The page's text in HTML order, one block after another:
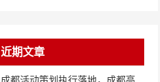
近期文章